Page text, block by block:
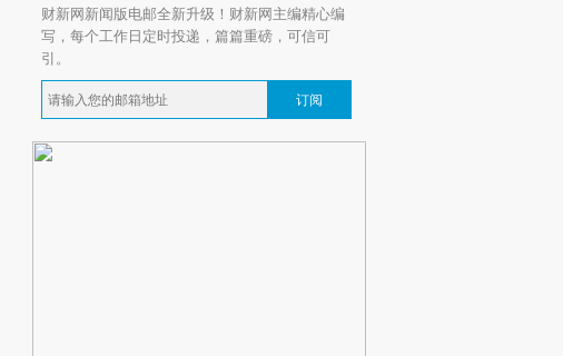
财新网新闻版电邮全新升级！财新网主编精心编
写，每个工作日定时投递，篇篇重磅，可信可
引。
订阅